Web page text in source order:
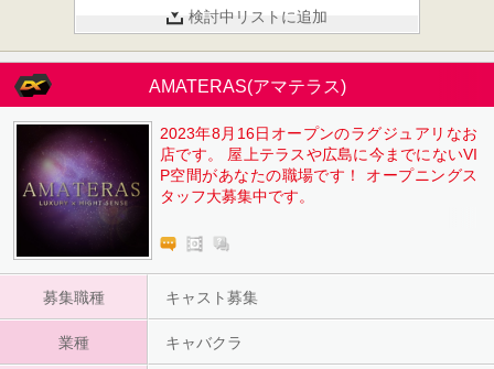
検討中リストに追加
AMATERAS(アマテラス)
2023年8月16日オープンのラグジュアリなお
店です。 屋上テラスや広島に今までにないVI
P空間があなたの職場です！ オープニングス
タッフ大募集中です。
募集職種 キャスト募集
業種 キャバクラ